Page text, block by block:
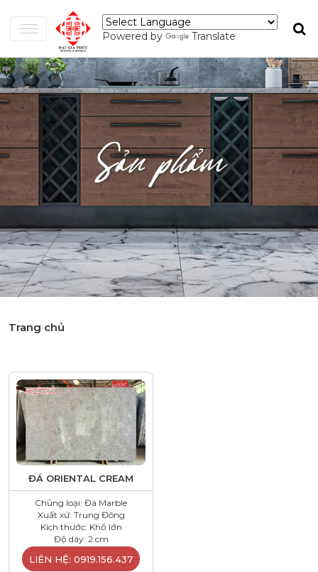
Powered by Translate
Sản phẩm
Trang chủ
ĐÁ ORIENTAL CREAM
Chủng loại: Đá Marble
Xuất xứ: Trung Đông
Kích thước: Khổ lớn
Độ dày: 2 cm
LIÊN HỆ: 0919.156.437